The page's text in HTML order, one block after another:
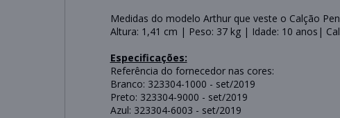
Medidas do modelo Arthur que veste o Calção
Altura: 1,41 cm | Peso: 37 kg | Idade: 10 anos|
Especificações:
Referência do fornecedor nas cores:
Branco: 323304-1000 - set/2019
Preto: 323304-9000 - set/2019
Azul: 323304-6003 - set/2019